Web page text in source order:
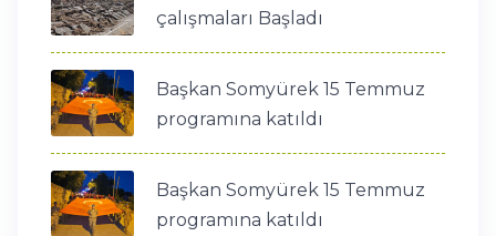
çalışmaları Başladı
Başkan Somyürek 15 Temmuz
programına katıldı
Başkan Somyürek 15 Temmuz
programına katıldı